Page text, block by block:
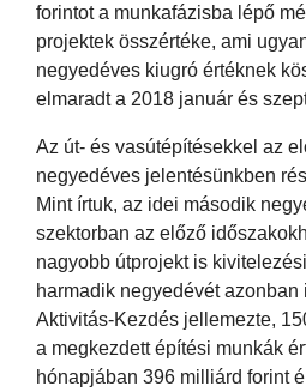
forintot a munkafázisba lépő
projektek összértéke, ami
negyedéves kiugró értéknek
elmaradt a 2018 január és
Az út- és vasútépítésekkel az
negyedéves jelentésünkben
Mint írtuk, az idei második
szektorban az előző
nagyobb útprojekt is
harmadik negyedévét azonban
Aktivitás-Kezdés jellemezte,
a megkezdett építési munkák
hónapjában 396 milliárd forint